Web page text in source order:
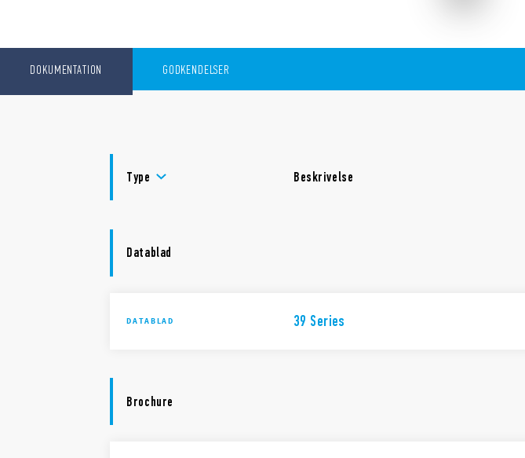
DOKUMENTATION GODKENDELSER
Type Beskrivelse
Datablad
DATABLAD 39 Series
Brochure